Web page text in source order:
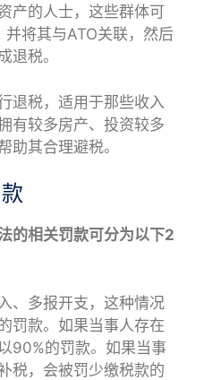
产的人士，这些群体可
将其与ATO关联，然后
退税。
退税，适用于那些收入
有较多房产、投资较多
助其合理避税。
的相关罚款可分为以下2
、多报开支，这种情况
罚款。如果当事人存在
90%的罚款。如果当事
税，会被罚少缴税款的